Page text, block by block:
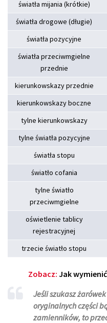
światła mijania (krótkie)
światła drogowe (długie)
światła pozycyjne
światła przeciwmgielne
przednie
kierunkowskazy przednie
kierunkowskazy boczne
tylne kierunkowskazy
tylne światła pozycyjne
światła stopu
światło cofania
tylne światło
przeciwmgielne
oświetlenie tablicy
rejestracyjnej
trzecie światło stopu
Zobacz: Jak
Jeśli szukasz
oryginalnych części
zamienników, to